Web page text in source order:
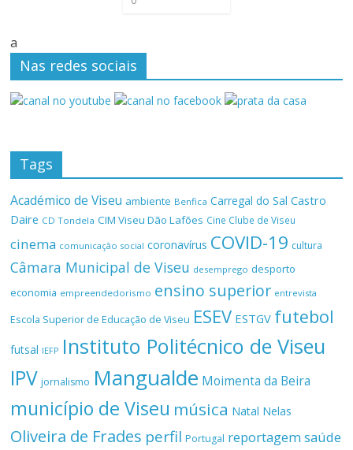
a
Nas redes sociais
Tags
Académico de Viseu ambiente Benfica Carregal do Sal Castro
Daire CD Tondela CIM Viseu Dão Lafões Cine Clube de Viseu
cinema comunicação social coronavírus COVID-19 cultura
Câmara Municipal de Viseu desemprego desporto
economia empreendedorismo ensino superior entrevista
Escola Superior de Educação de Viseu ESEV ESTGV futebol
futsal IEFP Instituto Politécnico de Viseu
IPV jornalismo Mangualde Moimenta da Beira
município de Viseu música Natal Nelas
Oliveira de Frades perfil Portugal reportagemsaúde